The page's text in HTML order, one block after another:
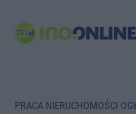
PRACA NIERUCHOMOŚCI